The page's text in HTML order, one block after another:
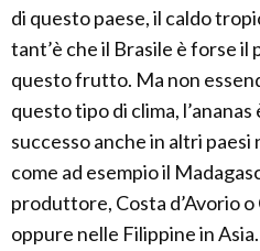
di questo paese, il caldo
tant’è che il Brasile è forse
questo frutto. Ma non
questo tipo di clima,
successo anche in altri
come ad esempio il
produttore, Costa d’Avorio
oppure nelle Filippine in Asia.